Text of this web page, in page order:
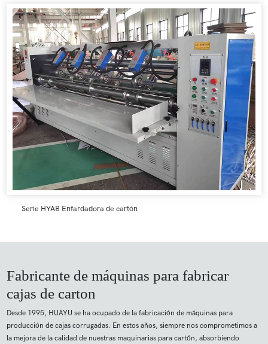
Serie HYAB Enfardadora de cartón
Fabricante de máquinas para fabricar
cajas de carton
Desde 1995, HUAYU se ha ocupado de la fabricación de máquinas para
producción de cajas corrugadas. En estos años, siempre nos comprometimos a
la mejora de la calidad de nuestras maquinarias para cartón, absorbiendo